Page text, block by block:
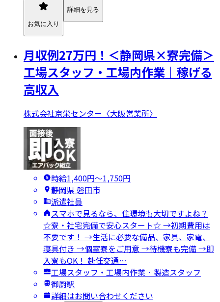
お気に入り
詳細を見る
月収例27万円！＜静岡県×寮完備＞
工場スタッフ・工場内作業｜稼げる
高収入
株式会社京栄センター〈大阪営業所〉
時給1,400円〜1,750円
静岡県 磐田市
派遣社員
スマホで見るなら、住環境も大切ですよね？
☆寮・社宅完備で安心スタート☆ →初期費用は
不要です！ →生活に必要な備品、家具、家電、
寝具付き →個室寮をご用意 →待機寮も完備 →即
入寮もOK！ 赴任交通…
工場スタッフ・工場内作業 · 製造スタッフ
御厨駅
詳細はお問い合わせください